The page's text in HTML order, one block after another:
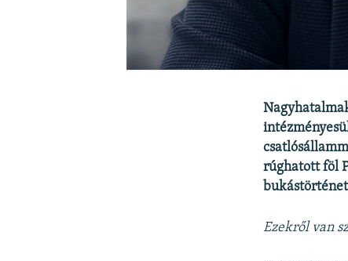
rúghatott föl
Ezekről van